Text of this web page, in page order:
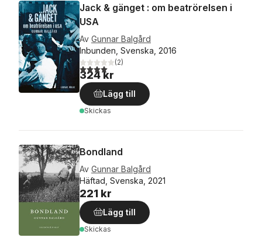
Jack & gänget : om beatrörelsen i
USA
Av Gunnar Balgård
Inbunden, Svenska, 2016
4,0utav 5 stjärnor. Totalt antal röster:
(2)
324 kr
Lägg till
Skickas
Bondland
Av Gunnar Balgård
Häftad, Svenska, 2021
221 kr
Lägg till
Skickas